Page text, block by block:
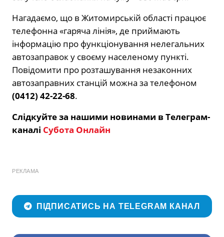
Нагадаємо, що в Житомирській області працює
телефонна «гаряча лінія», де приймають
інформацію про функціонування нелегальних
автозаправок у своєму населеному пункті.
Повідомити про розташування незаконних
автозаправних станцій можна за телефоном
(0412) 42-22-68.
Слідкуйте за нашими новинами в Телеграм-
каналі Субота Онлайн
РЕКЛАМА
ПІДПИСАТИСЬ НА TELEGRAM КАНАЛ